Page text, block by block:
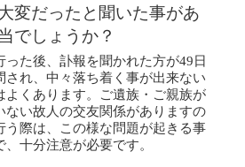
変だったと聞いた事があ
でしょうか？
った後、訃報を聞かれた方が49日
され、中々落ち着く事が出来ない
よくあります。ご遺族・ご親族が
ない故人の交友関係がありますの
う際は、この様な問題が起きる事
、十分注意が必要です。